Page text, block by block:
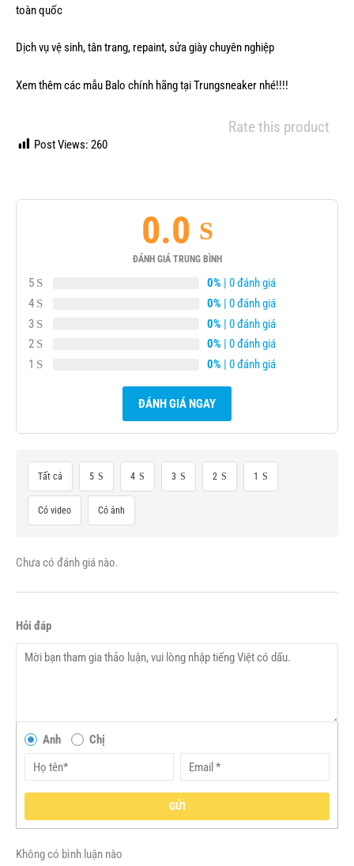
toàn quốc
Dịch vụ vệ sinh, tân trang, repaint, sửa giày chuyên nghiệp
Xem thêm các mẫu Balo chính hãngtại Trungsneaker nhé!!!!
Rate this product
Post Views: 260
0.0
ĐÁNH GIÁ TRUNG BÌNH
5 0% | 0 đánh giá
4
0% | 0 đánh giá
3
0% | 0 đánh giá
2
0% | 0 đánh giá
1
0% | 0 đánh giá
ĐÁNH GIÁ NGAY
Tất cả 5 4 3 2 1
Có video Có ảnh
Chưa có đánh giá nào.
Hỏi đáp
Anh Chị
GỬI
Không có bình luận nào